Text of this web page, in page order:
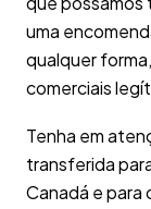
uma
qualquer
comerciais
Tenha em
transferida
Canadá e para